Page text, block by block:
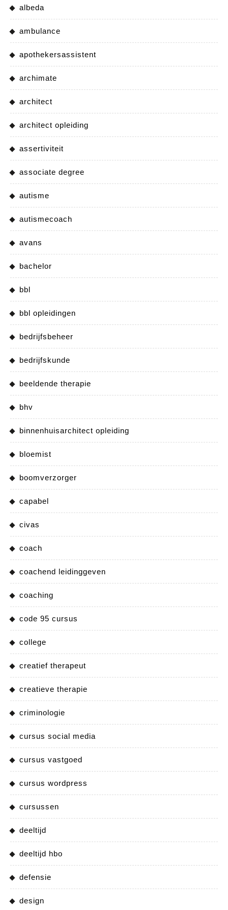
albeda
ambulance
apothekersassistent
archimate
architect
architect opleiding
assertiviteit
associate degree
autisme
autismecoach
avans
bachelor
bbl
bbl opleidingen
bedrijfsbeheer
bedrijfskunde
beeldende therapie
bhv
binnenhuisarchitect opleiding
bloemist
boomverzorger
capabel
civas
coach
coachend leidinggeven
coaching
code 95 cursus
college
creatief therapeut
creatieve therapie
criminologie
cursus social media
cursus vastgoed
cursus wordpress
cursussen
deeltijd
deeltijd hbo
defensie
design